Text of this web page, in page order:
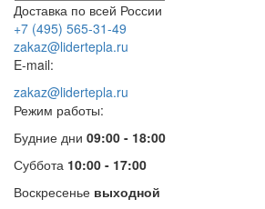
Доставка по всей России
+7 (495) 565-31-49
zakaz@lidertepla.ru
E-mail:
zakaz@lidertepla.ru
Режим работы:
Будние дни 09:00 - 18:00
Суббота 10:00 - 17:00
Воскресенье выходной